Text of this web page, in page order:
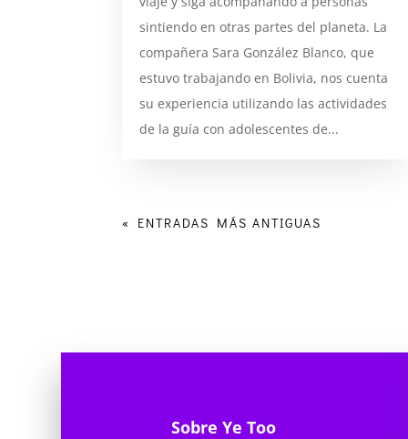
sintiendo en otras partes del planeta. La
compañera Sara González Blanco, que
estuvo trabajando en Bolivia, nos cuenta
su experiencia utilizando las actividades
de la guía con adolescentes de...
« ENTRADAS MÁS ANTIGUAS
Sobre Ye Too